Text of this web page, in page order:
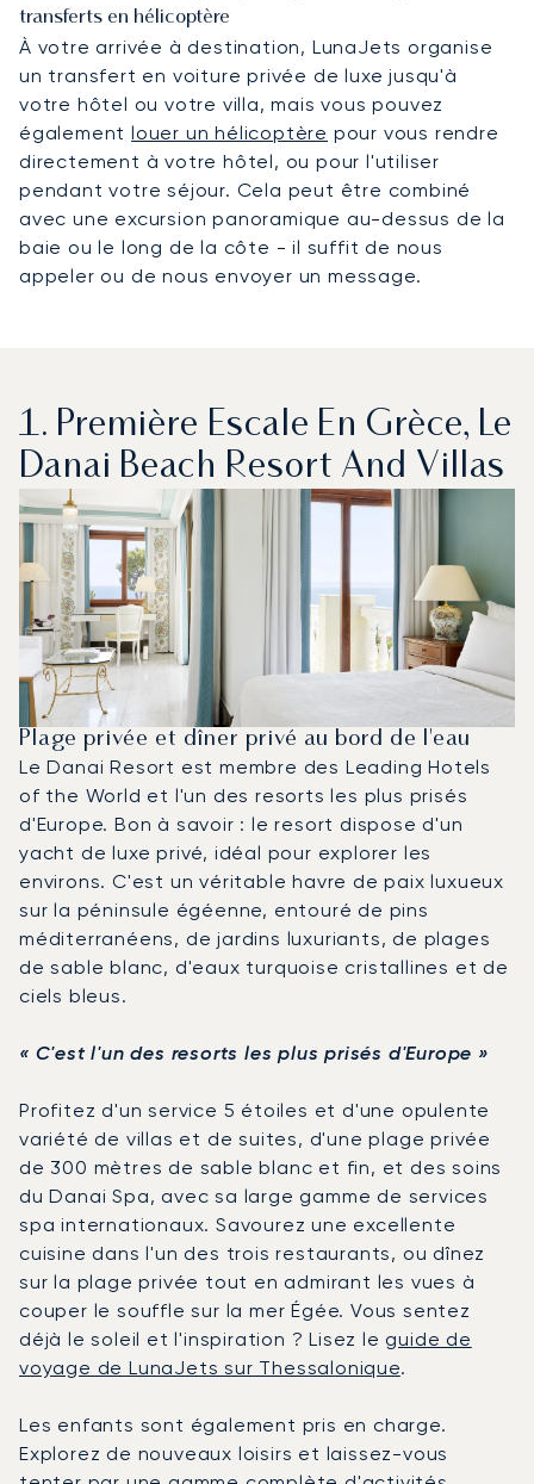
transferts en hélicoptère
À votre arrivée à destination, LunaJets organise
un transfert en voiture privée de luxe jusqu'à
votre hôtel ou votre villa, mais vous pouvez
égalementlouer un hélicoptère pour vous rendre
directement à votre hôtel, ou pour l'utiliser
pendant votre séjour. Cela peut être combiné
avec une excursion panoramique au-dessus de la
baie ou le long de la côte - il suffit de nous
appeler ou de nous envoyer un message.
1. Première Escale En Grèce, Le
Danai Beach Resort And Villas
Plage privée et dîner privé au bord de l'eau
Le Danai Resort est membre des Leading Hotels
of the World et l'un des resorts les plus prisés
d'Europe. Bon à savoir : le resort dispose d'un
yacht de luxe privé, idéal pour explorer les
environs. C'est un véritable havre de paix luxueux
sur la péninsule égéenne, entouré de pins
méditerranéens, de jardins luxuriants, de plages
de sable blanc, d'eaux turquoise cristallines et de
ciels bleus.
« C'est l'un des resorts les plus prisés d'Europe »
Profitez d'un service 5 étoiles et d'une opulente
variété de villas et de suites, d'une plage privée
de 300 mètres de sable blanc et fin, et des soins
du Danai Spa, avec sa large gamme de services
spa internationaux. Savourez une excellente
cuisine dans l'un des trois restaurants, ou dînez
sur la plage privée tout en admirant les vues à
couper le souffle sur la mer Égée. Vous sentez
déjà le soleil et l'inspiration ? Lisez le guide de
voyage de LunaJets sur Thessalonique.
Les enfants sont également pris en charge.
Explorez de nouveaux loisirs et laissez-vous